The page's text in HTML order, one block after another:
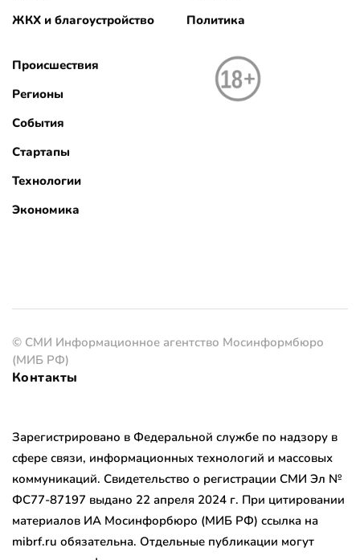
ЖКХ и благоустройство
Политика
Происшествия
Регионы
События
Стартапы
Технологии
Экономика
© СМИ Информационное агентство Мосинформбюро
(МИБ РФ)
Контакты
Зарегистрировано в Федеральной службе по надзору в
сфере связи, информационных технологий и массовых
коммуникаций. Свидетельство о регистрации СМИ Эл №
ФС77-87197 выдано 22 апреля 2024 г. При цитировании
материалов ИА Мосинфорбюро (МИБ РФ) ссылка на
mibrf.ru обязательна. Отдельные публикации могут